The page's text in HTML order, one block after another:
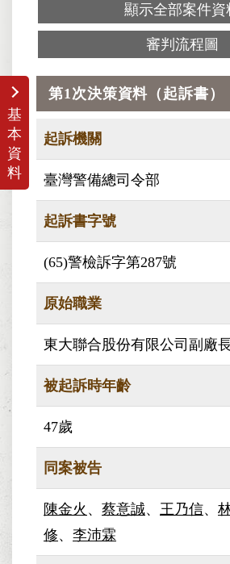
顯示全部案件資
審判流程圖
基
本
資
料
第1次決策資料（起訴書）
起訴機關
臺灣警備總司令部
起訴書字號
(65)警檢訴字第287號
原始職業
東大聯合股份有限公司副廠
被起訴時年齡
47歲
同案被告
陳金火 、 蔡意誠、 王乃信、
修、 李沛霖